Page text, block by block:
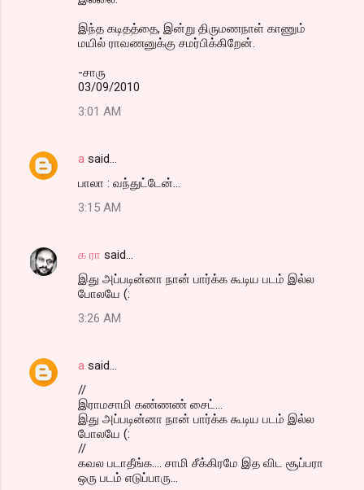
இந்த கடிதத்தை, இன்று திருமணநாள் காணும்
மயில் ராவணனுக்கு சமர்பிக்கிறேன்.
-சாரு
03/09/2010
3:01 AM
a said…
பாலா : வந்துட்டேன்...
3:15 AM
க ரா said…
இது அப்படின்னா நான் பார்க்க கூடிய படம் இல்ல
போலயே (:
3:26 AM
a said…
//
இராமசாமி கண்ணண் சைட்...
இது அப்படின்னா நான் பார்க்க கூடிய படம் இல்ல
போலயே (:
//
கவல படாதீங்க.... சாமி சீக்கிரமே இத விட சூப்பரா
ஒரு படம் எடுப்பாரு...